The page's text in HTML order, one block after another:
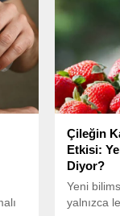
önleyen
sarımsak
kolayca
Çileğin
Etkisi:
Diyor?
Yeni
yalnızca